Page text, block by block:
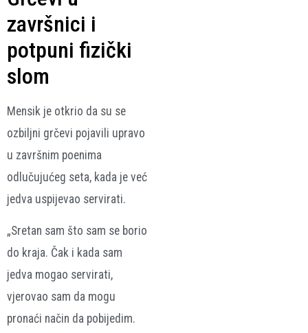
završnici i
potpuni fizički
slom
Mensik je otkrio da su se
ozbiljni grčevi pojavili upravo
u završnim poenima
odlučujućeg seta, kada je već
jedva uspijevao servirati.
„Sretan sam što sam se borio
do kraja. Čak i kada sam
jedva mogao servirati,
vjerovao sam da mogu
pronaći način da pobijedim.